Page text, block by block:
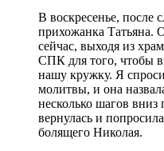
В воскресенье, после
прихожанка Татьяна.
сейчас, выходя из
СПК для того, чтобы
нашу кружку. Я
молитвы, и она
несколько шагов вниз
вернулась и
болящего Николая.